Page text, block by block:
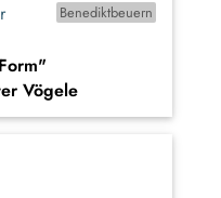
Benediktbeuern
Vögele